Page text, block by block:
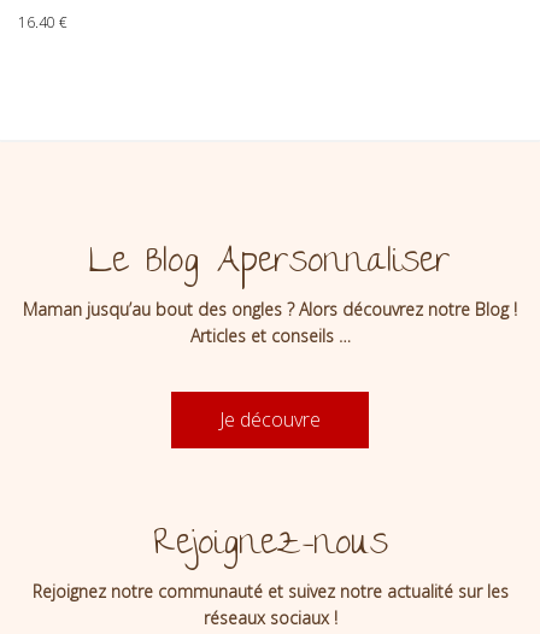
16.40 €
Le Blog Apersonnaliser
Maman jusqu’au bout des ongles ? Alors découvrez notre Blog !
Articles et conseils …
Je découvre
Rejoignez-nous
Rejoignez notre communauté et suivez notre actualité sur les
réseaux sociaux !